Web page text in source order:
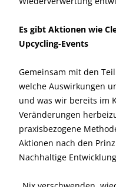
Es gibt Aktionen wie
Upcycling-Events
Gemeinsam mit den
welche Auswirkungen
und was wir bereits im
Veränderungen
praxisbezogene
Aktionen nach den
Nachhaltige